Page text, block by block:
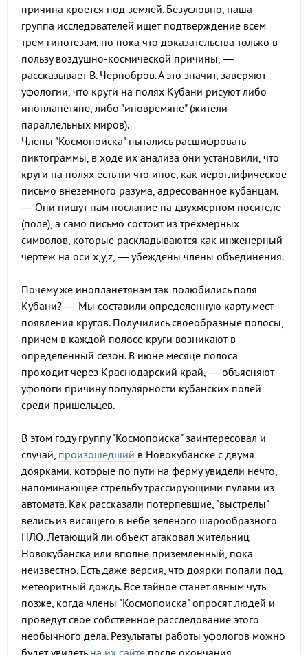
причина кроется под землей. Безусловно, наша
группа исследователей ищет подтверждение всем
трем гипотезам, но пока что доказательства только в
пользу воздушно-космической причины, —
рассказывает В. Чернобров. А это значит, заверяют
уфологии, что круги на полях Кубани рисуют либо
инопланетяне, либо "иновремяне" (жители
параллельных миров).
Члены "Космопоиска" пытались расшифровать
пиктограммы, в ходе их анализа они установили, что
круги на полях есть ни что иное, как иероглифическое
письмо внеземного разума, адресованное кубанцам.
— Они пишут нам послание на двухмерном носителе
(поле), а само письмо состоит из трехмерных
символов, которые раскладываются как инженерный
чертеж на оси x,y,z, — убеждены члены объединения.
Почему же инопланетянам так полюбились поля
Кубани? — Мы составили определенную карту мест
появления кругов. Получились своеобразные полосы,
причем в каждой полосе круги возникают в
определенный сезон. В июне месяце полоса
проходит через Краснодарский край, — объясняют
уфологи причину популярности кубанских полей
среди пришельцев.
В этом году группу "Космопоиска" заинтересовал и
случай, произошедший в Новокубанске с двумя
доярками, которые по пути на ферму увидели нечто,
напоминающее стрельбу трассирующими пулями из
автомата. Как рассказали потерпевшие, "выстрелы"
велись из висящего в небе зеленого шарообразного
НЛО. Летающий ли объект атаковал жительниц
Новокубанска или вполне приземленный, пока
неизвестно. Есть даже версия, что доярки попали под
метеоритный дождь. Все тайное станет явным чуть
позже, когда члены "Космопоиска" опросят людей и
проведут свое собственное расследование этого
необычного дела. Результаты работы уфологов можно
будет увидеть на их сайте после окончания